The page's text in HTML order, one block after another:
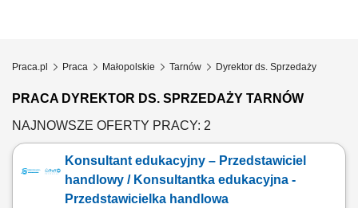
Praca.pl Praca Małopolskie Tarnów Dyrektor ds. Sprzedaży
PRACA DYREKTOR DS. SPRZEDAŻY TARNÓW
NAJNOWSZE OFERTY PRACY: 2
Konsultant edukacyjny – Przedstawiciel
handlowy / Konsultantka edukacyjna -
Przedstawicielka handlowa